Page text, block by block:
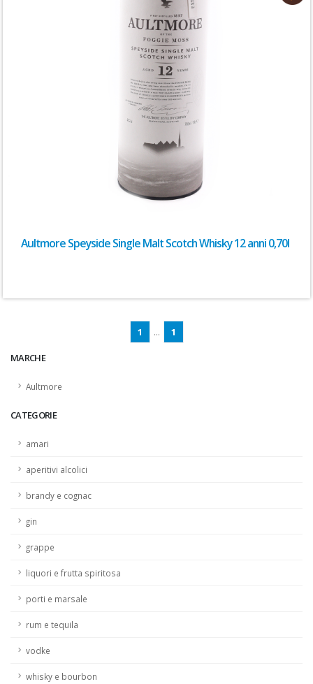
MARCHE
Aultmore
CATEGORIE
amari
aperitivi alcolici
brandy e cognac
gin
grappe
liquori e frutta spiritosa
porti e marsale
rum e tequila
vodke
whisky e bourbon
Aultmore Speyside Single Malt Scotch Whisky 12 anni 0,70l
1 ... 1